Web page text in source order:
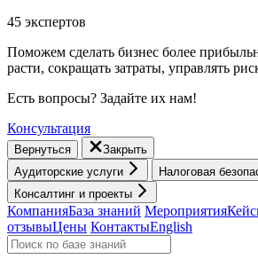
45 экспертов
Поможем сделать бизнес более
расти, cокращать затраты, управлять
Есть вопросы? Задайте их нам!
Консультация
Вернуться
Закрыть
Аудиторские услуги
Налоговая
Консалтинг и проекты
КомпанияБаза знаний Мероприятия
отзывыЦены КонтактыEnglish